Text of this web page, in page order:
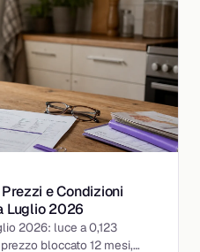
e Condizioni
Luglio 2026
2026: luce a 0,123
bloccato 12 mesi,